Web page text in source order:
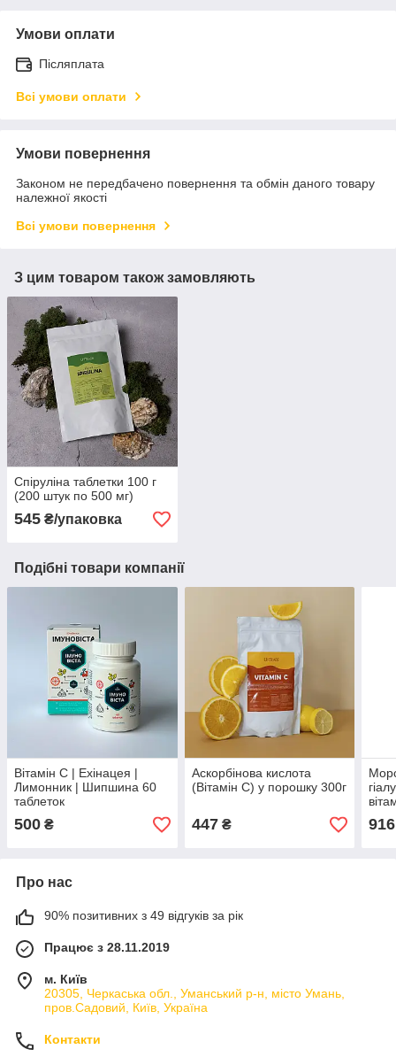
Умови оплати
Післяплата
Всі умови оплати
Умови повернення
Законом не передбачено повернення та обмін даного товару
належної якості
Всі умови повернення
З цим товаром також замовляють
Спіруліна таблетки 100 г
(200 штук по 500 мг)
545 ₴/упаковка
Подібні товари компанії
Вітамін С | Ехінацея |
Лимонник | Шипшина 60
таблеток
500 ₴
Аскорбінова кислота
(Вітамін С) у порошку 300г
447₴ 916
Про нас
90% позитивних з 49 відгуків за рік
Працює з 28.11.2019
м. Київ
20305, Черкаська обл., Уманський р-н, місто Умань,
пров.Садовий, Київ, Україна
Контакти